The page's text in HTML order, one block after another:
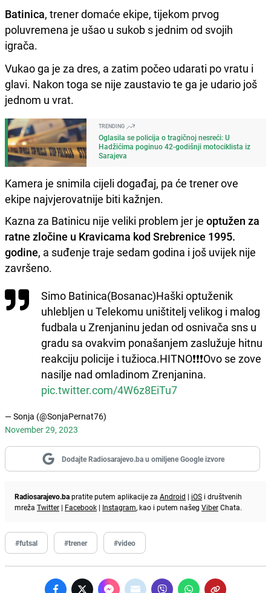
Batinica, trener domaće ekipe, tijekom prvog
poluvremena je ušao u sukob s jednim od svojih
igrača.
Vukao ga je za dres, a zatim počeo udarati po vratu i
glavi. Nakon toga se nije zaustavio te ga je udario još
jednom u vrat.
TRENDING
Oglasila se policija o tragičnoj nesreći: U
Hadžićima poginuo 42-godišnji motociklista iz
Sarajeva
Kamera je snimila cijeli događaj, pa će trener ove
ekipe najvjerovatnije biti kažnjen.
Kazna za Batinicu nije veliki problem jer je optužen za
ratne zločine u Kravicama kod Srebrenice 1995.
godine, a suđenje traje sedam godina i još uvijek nije
završeno.
Simo Batinica(Bosanac)Haški optuženik
uhlebljen u Telekomu uništitelj velikog i malog
fudbala u Zrenjaninu jedan od osnivača sns u
gradu sa ovakvim ponašanjem zaslužuje hitnu
reakciju policije i tužioca.HITNO❗❗❗Ovo se zove
nasilje nad omladinom Zrenjanina.
pic.twitter.com/4W6z8EiTu7
— Sonja (@SonjaPernat76)
November 29, 2023
Dodajte Radiosarajevo.ba u omiljene Google izvore
Radiosarajevo.bapratite putem aplikacije za Android | iOS i društvenih
mreža Twitter | Facebook | Instagram, kao i putem našeg ViberChata.
#futsal #trener #video